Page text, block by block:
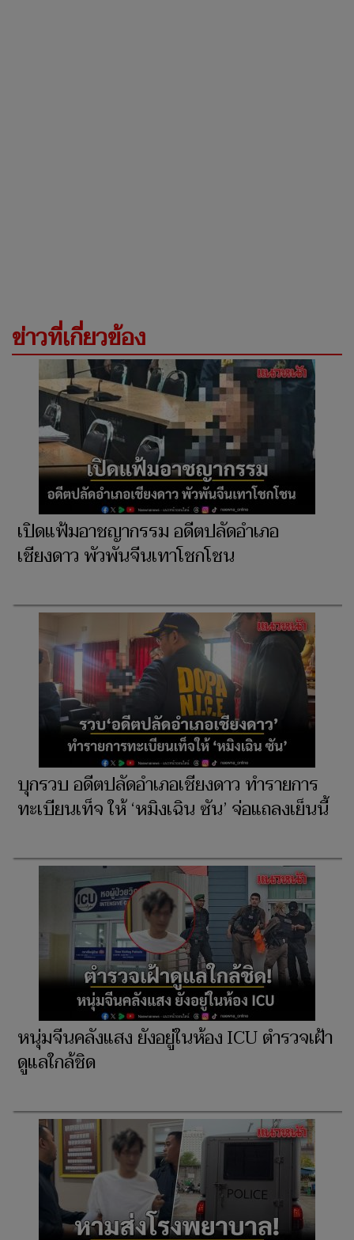
ข่าวที่เกี่ยวข้อง
เปิดแฟ้มอาชญากรรม อดีตปลัดอำเภอ
เชียงดาว พัวพันจีนเทาโชกโชน
บุกรวบ อดีตปลัดอำเภอเชียงดาว ทำรายการ
ทะเบียนเท็จ ให้ ‘หมิงเฉิน ซัน’ จ่อแถลงเย็นนี้
หนุ่มจีนคลังแสง ยังอยู่ในห้อง ICU ตำรวจเฝ้า
ดูแลใกล้ชิด